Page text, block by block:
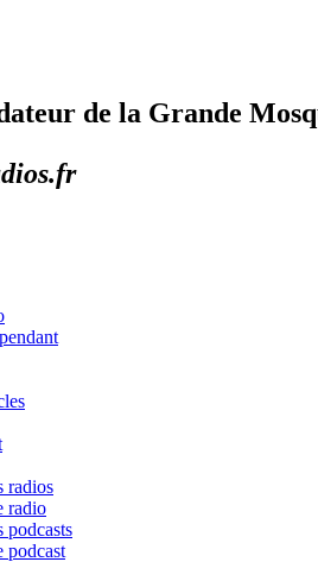
de la Grande
radios
radio
podcasts
podcast